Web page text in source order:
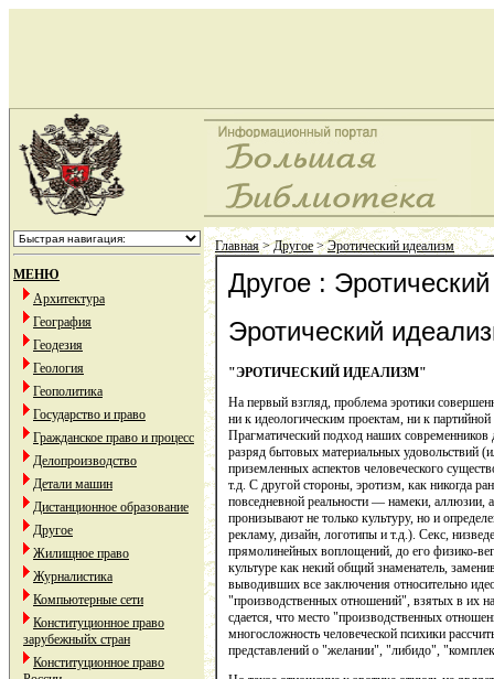
МЕНЮ
Архитектура
География
Геодезия
Геология
Геополитика
Государство и право
Гражданское право и процесс
Делопроизводство
Детали машин
Дистанционное образование
Другое
Жилищное право
Журналистика
Компьютерные сети
Конституционное право
зарубежныйх стран
Конституционное право
Главная>Другое>Эротический идеализм
Другое :
Эротический
"ЭРОТИЧЕСКИЙ ИДЕАЛИЗМ"
На первый взгляд, проблема эротики
ни к идеологическим проектам, ни к
Прагматический подход наших современников
разряд бытовых материальных удовольствий
приземленных аспектов человеческого
т.д. С другой стороны, эротизм, как никогда
повседневной реальности — намеки, аллюзии,
пронизывают не только культуру, но и
рекламу, дизайн, логотипы и т.д.). Секс,
прямолинейных воплощений, до его физико-
культуре как некий общий знаменатель,
выводивших все заключения относительно
"производственных отношений", взятых в их
сдается, что место "производственных
многосложность человеческой психики
представлений о "желании", "либидо",